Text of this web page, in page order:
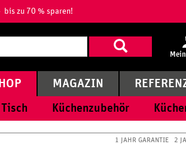
bis zu 70 % sparen!
Suchbegriff
eingeben
Tisch Küchenzubehör
MAGAZIN
1 JAHR GARANTIE 2